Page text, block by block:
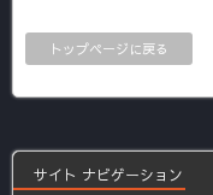
トップページに戻る
サイト ナビゲーション